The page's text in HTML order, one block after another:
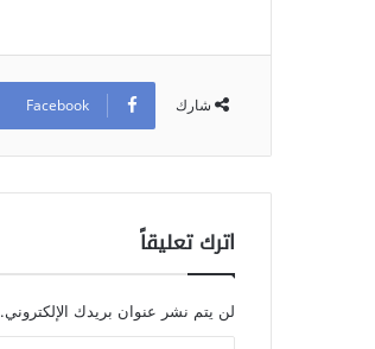
شارك Facebook
اترك تعليقاً
لن يتم نشر عنوان بريدك الإلكتروني.